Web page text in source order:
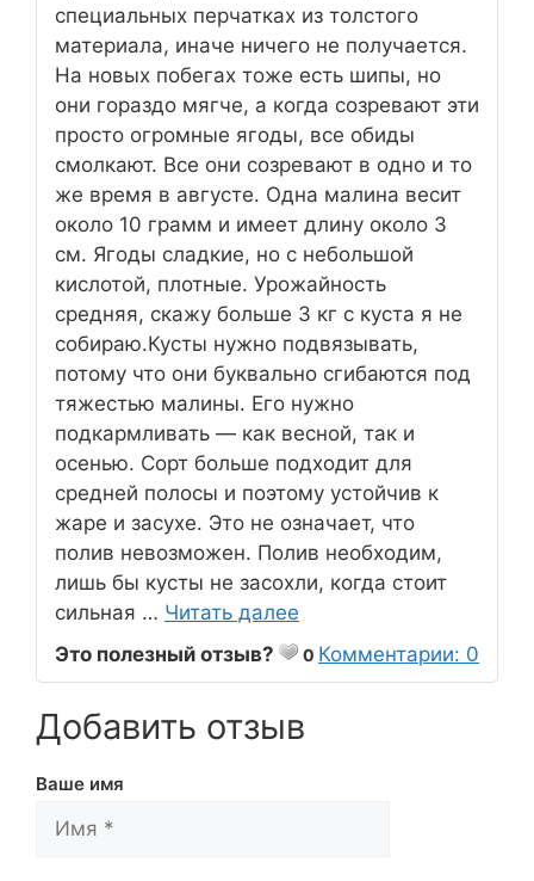
специальных перчатках из толстого
материала, иначе ничего не получается.
На новых побегах тоже есть шипы, но
они гораздо мягче, а когда созревают эти
просто огромные ягоды, все обиды
смолкают. Все они созревают в одно и то
же время в августе. Одна малина весит
около 10 грамм и имеет длину около 3
см. Ягоды сладкие, но с небольшой
кислотой, плотные. Урожайность
средняя, скажу больше 3 кг с куста я не
собираю.Кусты нужно подвязывать,
потому что они буквально сгибаются под
тяжестью малины. Его нужно
подкармливать — как весной, так и
осенью. Сорт больше подходит для
средней полосы и поэтому устойчив к
жаре и засухе. Это не означает, что
полив невозможен. Полив необходим,
лишь бы кусты не засохли, когда стоит
сильная … Читать далее
Это полезный отзыв?
0 Комментарии: 0
Добавить отзыв
Ваше имя